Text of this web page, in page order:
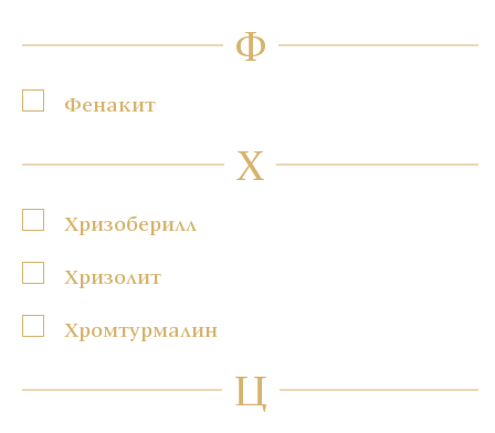
Ф
Фенакит
Х
Хризоберилл
Хризолит
Хромтурмалин
Ц